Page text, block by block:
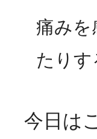
痛みを
たり
今日は